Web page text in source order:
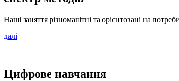
Наші заняття різноманітні та орієнтовані на
далі
Цифрове навчання